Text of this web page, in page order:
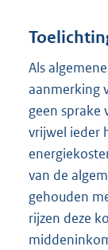
Als
aanmerking
geen sprake
vrijwel ieder
van de
gehouden
rijzen deze